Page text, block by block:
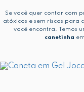
Se você quer contar com
atóxicos e sem riscos para
você encontra. Temos
canetinha